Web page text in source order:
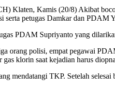
Klaten, Kamis (20/8) Akibat
serta petugas Damkar dan PDAM
PDAM Supriyanto yang
orang polisi, empat pegawai
klorin saat kejadian harus
mendatangi TKP. Setelah